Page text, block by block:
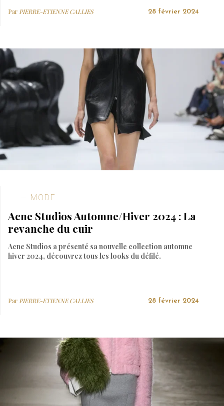
Par PIERRE-ETIENNE CALLIES 28 février 2024
MODE
Acne Studios Automne/Hiver 2024 : La
revanche du cuir
Acne Studios a présenté sa nouvelle collection automne
hiver 2024, découvrez tous les looks du défilé.
ParPIERRE-ETIENNE CALLIES 28 février 2024